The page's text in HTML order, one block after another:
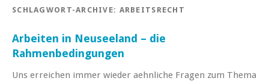
SCHLAGWORT-ARCHIVE: ARBEITSRECHT
Arbeiten in Neuseeland – die
Rahmenbedingungen
Uns erreichen immer wieder aehnliche Fragen zum Thema